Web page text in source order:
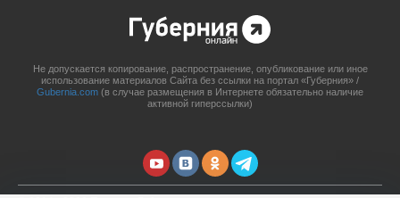
Не допускается копирование, распространение, опубликование или иное
использование материалов Сайта без ссылки на портал «Губерния» /
Gubernia.com (в случае размещения в Интернете обязательно наличие
активной гиперссылки)